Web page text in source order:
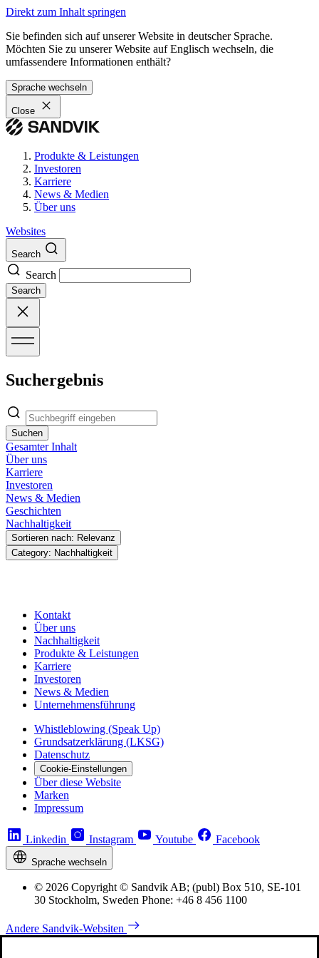
Direkt zum Inhalt springen
Sie befinden sich auf unserer Website in deutscher Sprache.
Möchten Sie zu unserer Website auf Englisch wechseln, die
umfassendere Informationen enthält?
Sprache wechseln
Close
Produkte & Leistungen
Investoren
Karriere
News & Medien
Über uns
Websites
Search
Search
Search
Suchergebnis
Suchen
Gesamter Inhalt
Über uns
Karriere
Investoren
News & Medien
Geschichten
Nachhaltigkeit
Sortieren nach: Relevanz
Category: Nachhaltigkeit
Kontakt
Über uns
Nachhaltigkeit
Produkte & Leistungen
Karriere
Investoren
News & Medien
Unternehmensführung
Whistleblowing (Speak Up)
Grundsatzerklärung (LKSG)
Datenschutz
Cookie-Einstellungen
Über diese Website
Marken
Impressum
Linkedin Instagram Youtube Facebook
Sprache wechseln
© 2026 Copyright © Sandvik AB; (publ) Box 510, SE-101
30 Stockholm, Sweden Phone: +46 8 456 1100
Andere Sandvik-Websiten